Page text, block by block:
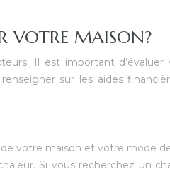
VOTRE MAISON?
Il est important d’évaluer
sur les aides
votre maison et votre mode
Si vous recherchez un